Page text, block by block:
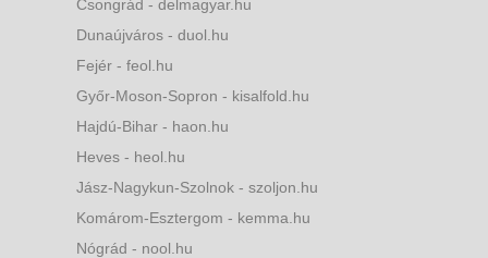
Csongrád - delmagyar.hu
Dunaújváros - duol.hu
Fejér - feol.hu
Győr-Moson-Sopron - kisalfold.hu
Hajdú-Bihar - haon.hu
Heves - heol.hu
Jász-Nagykun-Szolnok - szoljon.hu
Komárom-Esztergom - kemma.hu
Nógrád - nool.hu